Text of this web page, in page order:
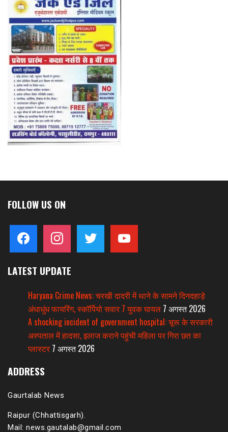
FOLLOW US ON
facebook instagram twitter
LATEST UPDATE
Haryana Crime News: चरखी दादरी में थाने के सामने दिनदहाड़े
अंधाधुंध फायरिंग, स्कॉर्पियो सवार 7 युवक घायल 7 अगस्त 2026
A shocking incident of government hospital: चूरू के सरकारी
अस्पताल में हादसा, इलाज कराने पहुंची महिला पर गिरा छत का
प्लास्टर 7 अगस्त 2026
ADDRESS
Gaurtalab News
Raipur (Chhattisgarh).
Mail: news.gautalab@gmail.com